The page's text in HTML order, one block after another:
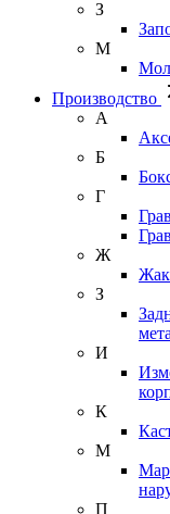
З
М
Производство
А
Б
Г
Ж
З
И
К
М
П